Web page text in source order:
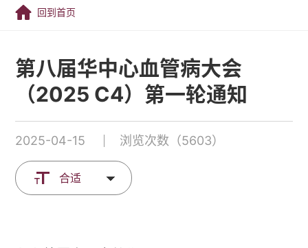
回到首页
第八届华中心血管病大会
（2025 C4）第一轮通知
2025-04-15 浏览次数（5603）
合适